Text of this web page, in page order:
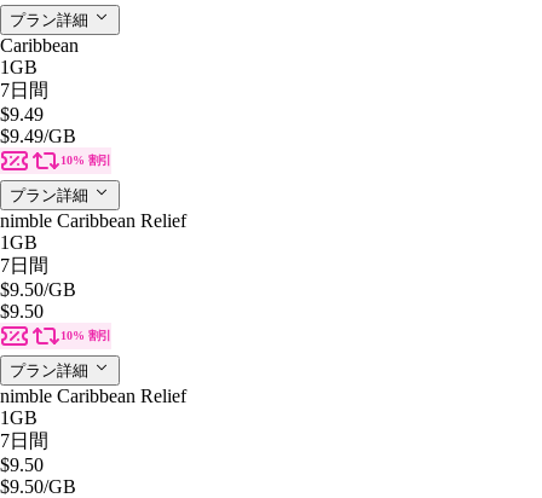
プラン詳細
Caribbean
1GB
7日間
$9.49
$9.49/GB
10% 割引
プラン詳細
nimble Caribbean Relief
1GB
7日間
$9.50/GB
$9.50
10% 割引
プラン詳細
nimble Caribbean Relief
1GB
7日間
$9.50
$9.50/GB